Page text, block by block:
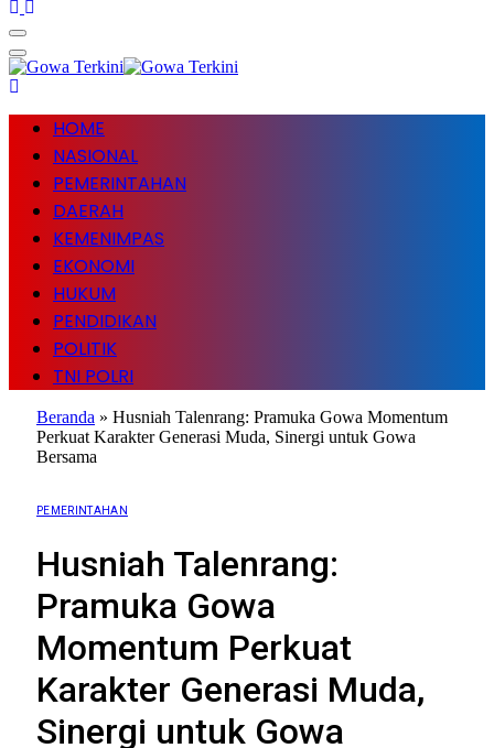
HOME
NASIONAL
PEMERINTAHAN
DAERAH
KEMENIMPAS
EKONOMI
HUKUM
PENDIDIKAN
POLITIK
TNI POLRI
Beranda » Husniah Talenrang: Pramuka Gowa Momentum
Perkuat Karakter Generasi Muda, Sinergi untuk Gowa
Bersama
PEMERINTAHAN
Husniah Talenrang:
Pramuka Gowa
Momentum Perkuat
Karakter Generasi Muda,
Sinergi untuk Gowa